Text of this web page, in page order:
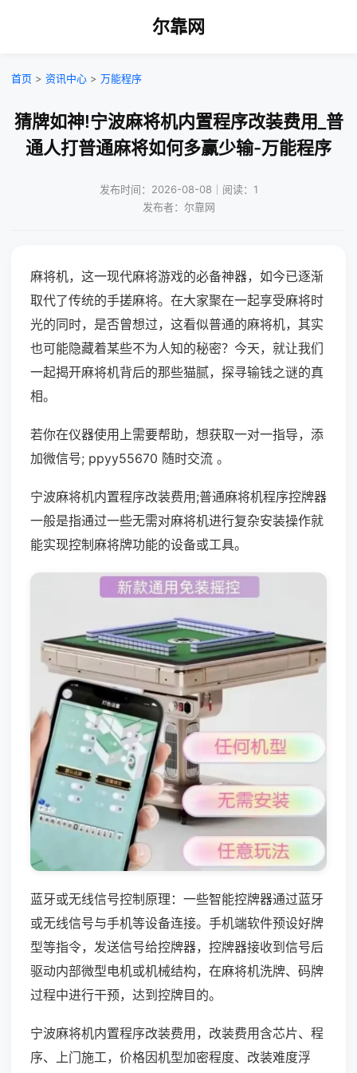
尔靠网
首页 > 资讯中心 > 万能程序
猜牌如神!宁波麻将机内置程序改装费用_普
通人打普通麻将如何多赢少输-万能程序
发布时间：2026-08-08｜阅读：1
发布者：尔靠网
麻将机，这一现代麻将游戏的必备神器，如今已逐渐
取代了传统的手搓麻将。在大家聚在一起享受麻将时
光的同时，是否曾想过，这看似普通的麻将机，其实
也可能隐藏着某些不为人知的秘密？今天，就让我们
一起揭开麻将机背后的那些猫腻，探寻输钱之谜的真
相。
若你在仪器使用上需要帮助，想获取一对一指导，添
加微信号; ppyy55670 随时交流 。
宁波麻将机内置程序改装费用;普通麻将机程序控牌器
一般是指通过一些无需对麻将机进行复杂安装操作就
能实现控制麻将牌功能的设备或工具。
蓝牙或无线信号控制原理：一些智能控牌器通过蓝牙
或无线信号与手机等设备连接。手机端软件预设好牌
型等指令，发送信号给控牌器，控牌器接收到信号后
驱动内部微型电机或机械结构，在麻将机洗牌、码牌
过程中进行干预，达到控牌目的。
宁波麻将机内置程序改装费用，改装费用含芯片、程
序、上门施工，价格因机型加密程度、改装难度浮